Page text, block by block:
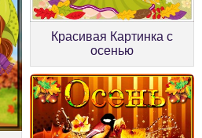
Красивая Картинка с
осенью